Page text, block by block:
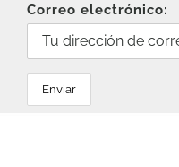
Correo electrónico: